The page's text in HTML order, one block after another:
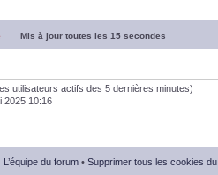
belle que 2020 !
des saisons 6; 7 et 8 ! andika
Dim 26
Mis à jour toutes les 15 secondes
utilisateurs actifs des 5 dernières minutes)
2025 10:16
L’équipe du forum • Supprimer tous les cookies